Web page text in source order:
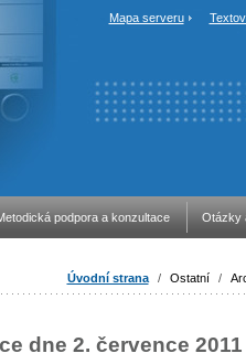
Mapa serveru
podpora a konzultace Otázky
Úvodní strana / Ostatní /
dne 2. července 2011